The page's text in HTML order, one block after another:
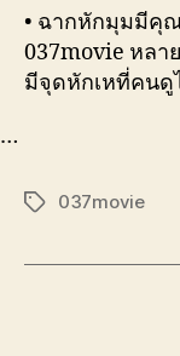
• ฉากหักมุมมีคุณ
037movie หลา
มีจุดหักเหที่คน
…
Tags037movie